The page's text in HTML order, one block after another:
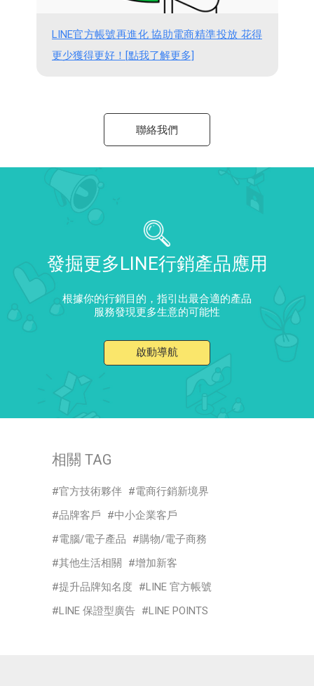
LINE官方帳號再進化 協助電商精準投放 花得
更少獲得更好！[點我了解更多]
聯絡我們
發掘更多LINE行銷產品應用
根據你的行銷目的，指引出最合適的產品
服務發現更多生意的可能性
啟動導航
相關 TAG
官方技術夥伴
電商行銷新境界
品牌客戶
中小企業客戶
電腦/電子產品
購物/電子商務
其他生活相關
增加新客
提升品牌知名度
LINE 官方帳號
LINE 保證型廣告
LINE POINTS